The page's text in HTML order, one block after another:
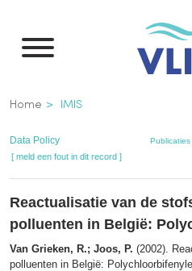
naar
inhoud
gaan
Kruimelpad
Home IMIS
Data Policy Publicaties
[ meld een fout in dit record ]
Reactualisatie van de
polluenten in België:
Van Grieken, R.; Joos, P. (2002).
polluenten in België: